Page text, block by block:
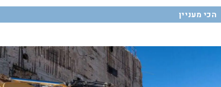
e
o
y
V
i
הכי מעניין